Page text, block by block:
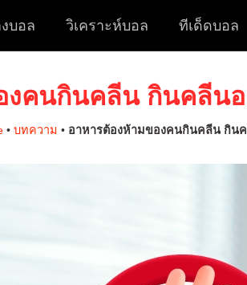
บอล วิเคราะห์บอล ทีเด็ดบอล
งคนกินคลีน กินคลีน
• บทความ • อาหารต้องห้ามของคนกินคลีน กิน